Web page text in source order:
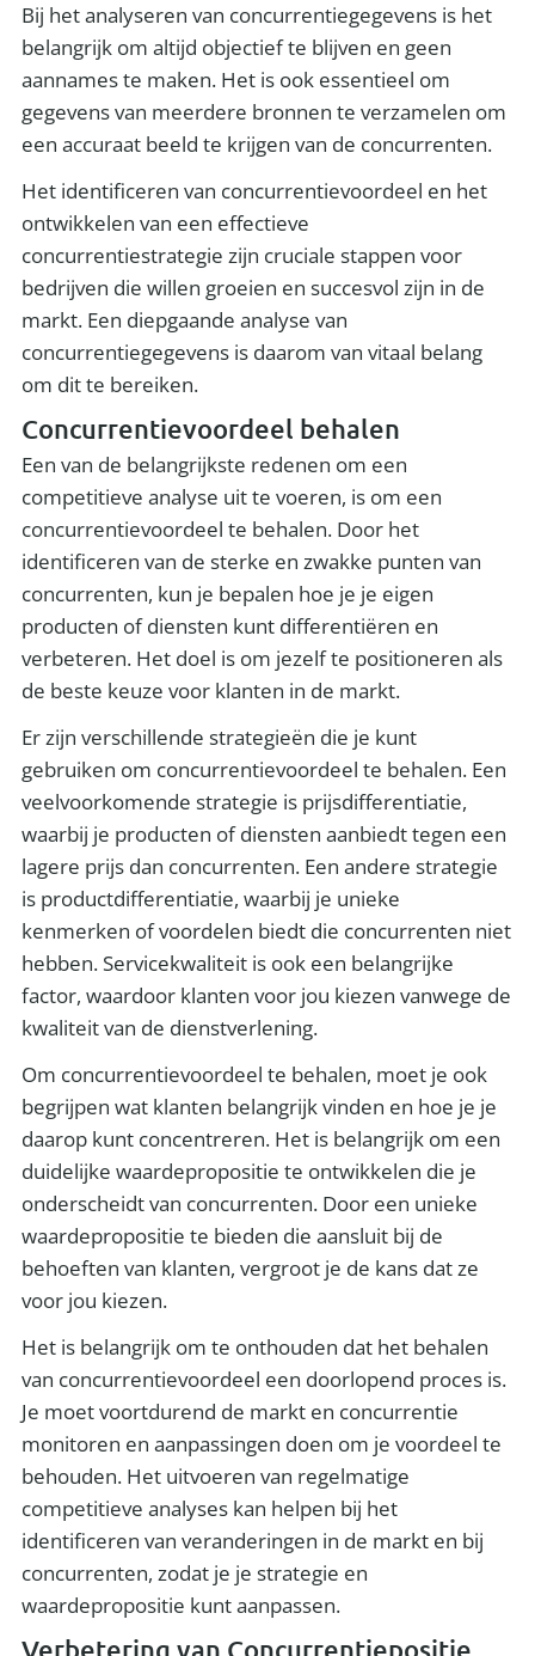
Bij het analyseren van concurrentiegegevens is het
belangrijk om altijd objectief te blijven en geen
aannames te maken. Het is ook essentieel om
gegevens van meerdere bronnen te verzamelen om
een accuraat beeld te krijgen van de concurrenten.
Het identificeren van concurrentievoordeel en het
ontwikkelen van een effectieve
concurrentiestrategie zijn cruciale stappen voor
bedrijven die willen groeien en succesvol zijn in de
markt. Een diepgaande analyse van
concurrentiegegevens is daarom van vitaal belang
om dit te bereiken.
Concurrentievoordeel behalen
Een van de belangrijkste redenen om een
competitieve analyse uit te voeren, is om een
concurrentievoordeel te behalen. Door het
identificeren van de sterke en zwakke punten van
concurrenten, kun je bepalen hoe je je eigen
producten of diensten kunt differentiëren en
verbeteren. Het doel is om jezelf te positioneren als
de beste keuze voor klanten in de markt.
Er zijn verschillende strategieën die je kunt
gebruiken om concurrentievoordeel te behalen. Een
veelvoorkomende strategie is prijsdifferentiatie,
waarbij je producten of diensten aanbiedt tegen een
lagere prijs dan concurrenten. Een andere strategie
is productdifferentiatie, waarbij je unieke
kenmerken of voordelen biedt die concurrenten niet
hebben. Servicekwaliteit is ook een belangrijke
factor, waardoor klanten voor jou kiezen vanwege de
kwaliteit van de dienstverlening.
Om concurrentievoordeel te behalen, moet je ook
begrijpen wat klanten belangrijk vinden en hoe je je
daarop kunt concentreren. Het is belangrijk om een
duidelijke waardepropositie te ontwikkelen die je
onderscheidt van concurrenten. Door een unieke
waardepropositie te bieden die aansluit bij de
behoeften van klanten, vergroot je de kans dat ze
voor jou kiezen.
Het is belangrijk om te onthouden dat het behalen
van concurrentievoordeel een doorlopend proces is.
Je moet voortdurend de markt en concurrentie
monitoren en aanpassingen doen om je voordeel te
behouden. Het uitvoeren van regelmatige
competitieve analyses kan helpen bij het
identificeren van veranderingen in de markt en bij
concurrenten, zodat je je strategie en
waardepropositie kunt aanpassen.